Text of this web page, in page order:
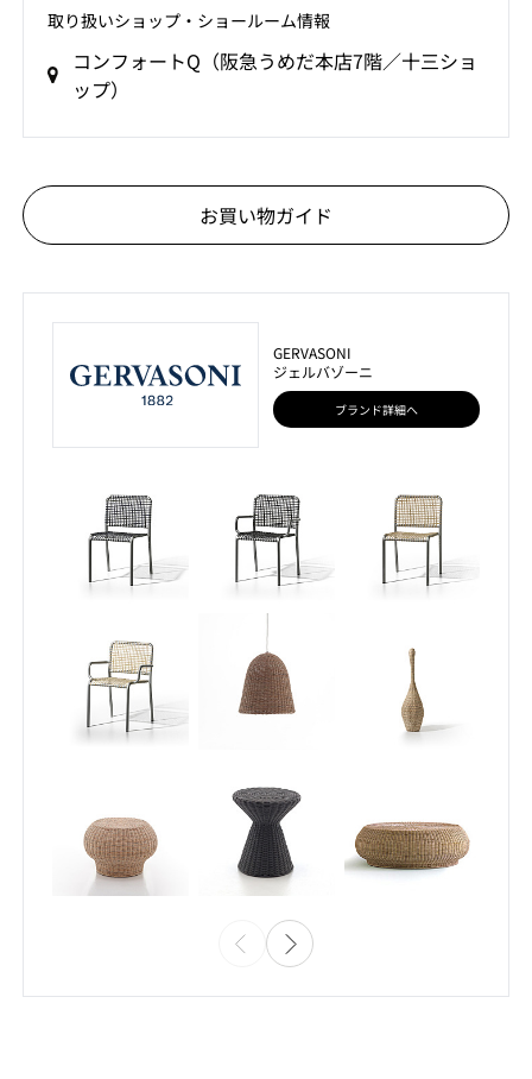
取り扱いショップ‧ショールーム情報
コンフォートQ（阪急うめだ本店7階／十三ショ
ップ）
お買い物ガイド
GERVASONI
ジェルバゾーニ
ブランド詳細へ